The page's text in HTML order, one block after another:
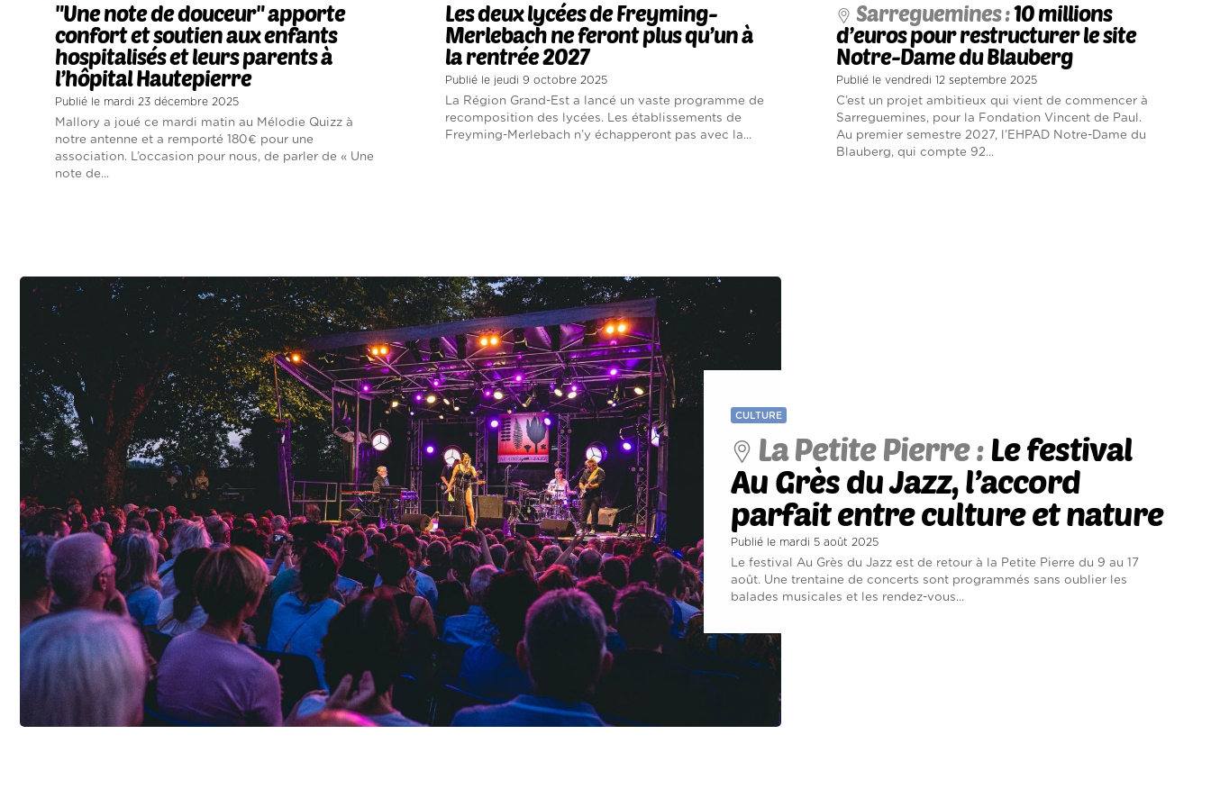
"Une note de douceur" apporte
confort et soutien aux enfants
hospitalisés et leurs parents à
l’hôpital Hautepierre
Publié le mardi 23 décembre 2025
Mallory a joué ce mardi matin au Mélodie Quizz à
notre antenne et a remporté 180€ pour une
association. L’occasion pour nous, de parler de « Une
note de...
Les deux lycées de Freyming-
Merlebach ne feront plus qu’un à
la rentrée 2027
Publié le jeudi 9 octobre 2025
La Région Grand-Est a lancé un vaste programme de
recomposition des lycées. Les établissements de
Freyming-Merlebach n’y échapperont pas avec la...
Sarreguemines :10 millions
d’euros pour restructurer le site
Notre-Dame du Blauberg
Publié le vendredi 12 septembre 2025
C’est un projet ambitieux qui vient de commencer à
Sarreguemines, pour la Fondation Vincent de Paul.
Au premier semestre 2027, l’EHPAD Notre-Dame du
Blauberg, qui compte 92...
CULTURE
La Petite Pierre :Le festival
Au Grès du Jazz, l’accord
parfait entre culture et nature
Publié le mardi 5 août 2025
Le festival Au Grès du Jazz est de retour à la Petite Pierre du 9 au 17
août. Une trentaine de concerts sont programmés sans oublier les
balades musicales et les rendez-vous...